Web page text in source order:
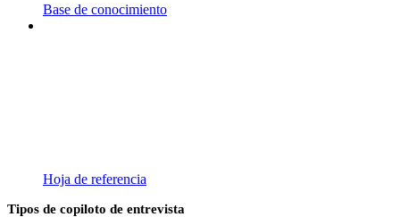
Base de conocimiento
Hoja de referencia
Tipos de copiloto de entrevista